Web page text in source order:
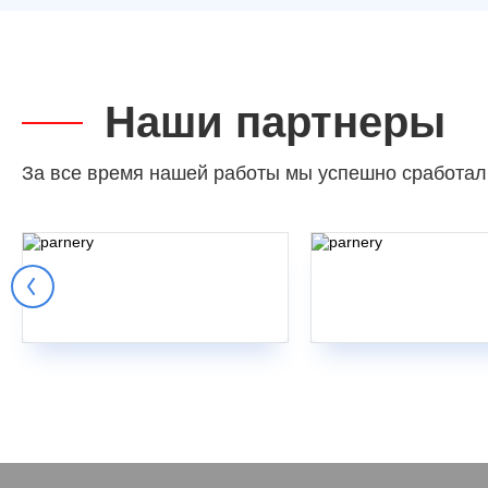
Наши партнеры
За все время нашей работы мы успешно